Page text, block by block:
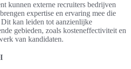
kunnen externe recruiters bedrijven
expertise en ervaring mee die
kan leiden tot aanzienlijke
gebieden, zoals kosteneffectiviteit en
van kandidaten.